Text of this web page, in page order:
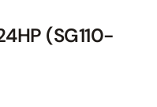
(SG110-